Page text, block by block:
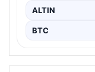
ALTIN
BTC